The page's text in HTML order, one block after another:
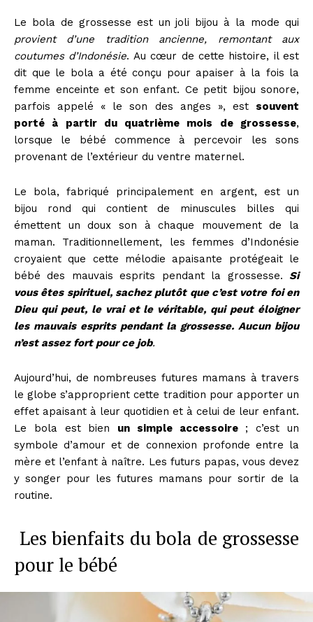
Le bola de grossesse est un joli bijou à la mode qui
provient d’une tradition ancienne, remontant aux
coutumes d’Indonésie. Au cœur de cette histoire, il est
dit que le bola a été conçu pour apaiser à la fois la
femme enceinte et son enfant. Ce petit bijou sonore,
parfois appelé « le son des anges », est souvent
porté à partir du quatrième mois de grossesse,
lorsque le bébé commence à percevoir les sons
provenant de l’extérieur du ventre maternel.
Le bola, fabriqué principalement en argent, est un
bijou rond qui contient de minuscules billes qui
émettent un doux son à chaque mouvement de la
maman. Traditionnellement, les femmes d’Indonésie
croyaient que cette mélodie apaisante protégeait le
bébé des mauvais esprits pendant la grossesse. Si
vous êtes spirituel, sachez plutôt que c’est votre foi en
Dieu qui peut, le vrai et le véritable, qui peut éloigner
les mauvais esprits pendant la grossesse. Aucun bijou
n’est assez fort pour ce job.
Aujourd’hui, de nombreuses futures mamans à travers
le globe s’approprient cette tradition pour apporter un
effet apaisant à leur quotidien et à celui de leur enfant.
Le bola est bien un simple accessoire; c’est un
symbole d’amour et de connexion profonde entre la
mère et l’enfant à naître. Les futurs papas, vous devez
y songer pour les futures mamans pour sortir de la
routine.
Les bienfaits du bola de grossesse
pour le bébé